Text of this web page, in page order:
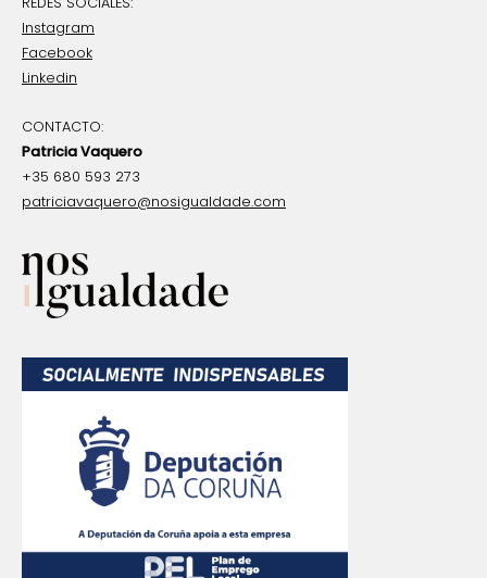
p
o
r
Instagram
Facebook
Linkedin
CONTACTO:
Patricia Vaquero
+35 680 593 273
patriciavaquero@nosigualdade.com